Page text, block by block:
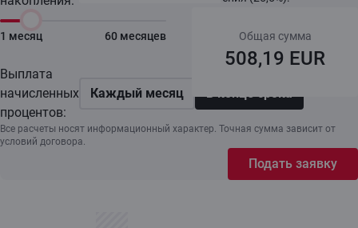
1 месяц 60 месяцев
Выплата
начисленных
процентов:
Каждый месяц В конце срока
Общая сумма
508,19 EUR
Все расчеты носят информационный характер. Точная сумма зависит от
условий договора.
Подать заявку